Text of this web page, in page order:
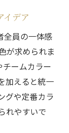
イデア
全員の一体感
が求められま
ームカラー
加えると統一
グや定番カラ
れやすいで